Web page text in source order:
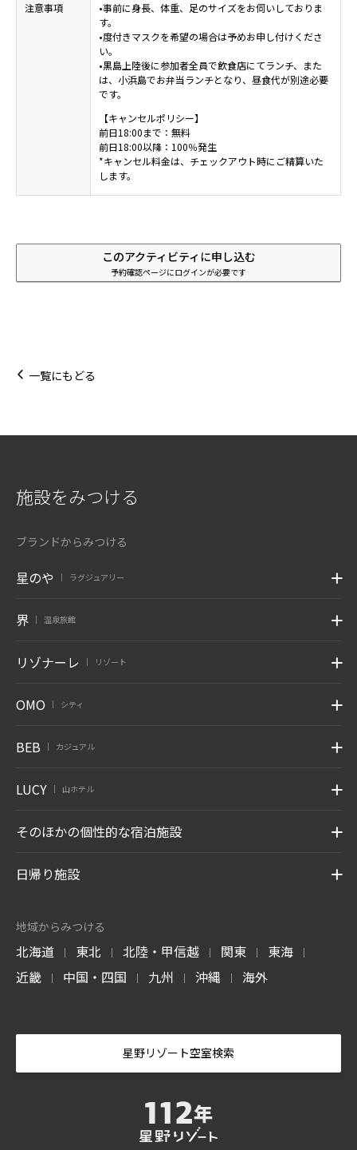
注意事項
•事前に身長、体重、足のサイズをお伺いしておりま
す。
•度付きマスクを希望の場合は予めお申し付けくださ
い。
•黒島上陸後に参加者全員で飲食店にてランチ、また
は、小浜島でお弁当ランチとなり、昼食代が別途必要
です。
【キャンセルポリシー】
前日18:00まで：無料
前日18:00以降：100％発生
*キャンセル料金は、チェックアウト時にご精算いた
します。
このアクティビティに申し込む
予約確認ページにログインが必要です
一覧にもどる
施設をみつける
ブランドからみつける
星のや ラグジュアリー
界 温泉旅館
リゾナーレ リゾート
OMO シティ
BEB カジュアル
LUCY 山ホテル
そのほかの個性的な宿泊施設
日帰り施設
地域からみつける
北海道 | 東北 | 北陸・甲信越 | 関東 | 東海 |
近畿 | 中国・四国 | 九州 | 沖縄 | 海外
星野リゾート空室検索